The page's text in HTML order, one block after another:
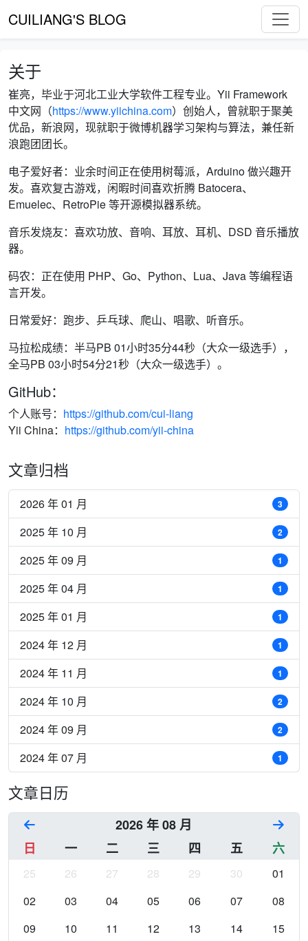
CUILIANG'S BLOG
关于
崔亮，毕业于河北工业大学软件工程专业。Yii Framework
中文网（https://www.yiichina.com）创始人，曾就职于聚美
优品，新浪网，现就职于微博机器学习架构与算法，兼任新
浪跑团团长。
电子爱好者：业余时间正在使用树莓派，Arduino 做兴趣开
发。喜欢复古游戏，闲暇时间喜欢折腾 Batocera、
Emuelec、RetroPie 等开源模拟器系统。
音乐发烧友：喜欢功放、音响、耳放、耳机、DSD 音乐播放
器。
码农：正在使用 PHP、Go、Python、Lua、Java 等编程语
言开发。
日常爱好：跑步、乒乓球、爬山、唱歌、听音乐。
马拉松成绩：半马PB 01小时35分44秒（大众一级选手），
全马PB 03小时54分21秒（大众一级选手）。
GitHub：
个人账号： https://github.com/cui-liang
Yii China： https://github.com/yii-china
文章归档
2026 年 01 月 3
2025 年 10 月 2
2025 年 09 月 1
2025 年 04 月 1
2025 年 01 月 1
2024 年 12 月 1
2024 年 11 月 1
2024 年 10 月 2
2024 年 09 月 2
2024 年 07 月 1
文章日历
2026 年 08 月
日
一 二 三 四 五 六
25 26 27 28 29 30
01
02
03 04 05 06 07
08
09
10 11 12 13 14
15